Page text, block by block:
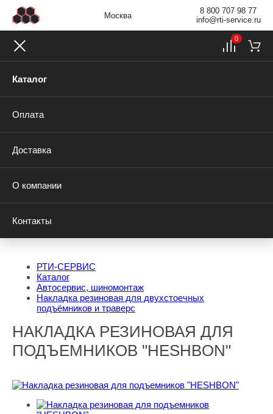
Москва
8 800 707 98 77
info@rti-service.ru
Каталог
Оплата
Доставка
О компании
Контакты
0
РТИ-СЕРВИС
Каталог
Автосервис, шиномонтаж
Накладка резиновая для двухстоечных
подъёмников и траверс
НАКЛАДКА РЕЗИНОВАЯ ДЛЯ
ПОДЪЕМНИКОВ "HESHBON"